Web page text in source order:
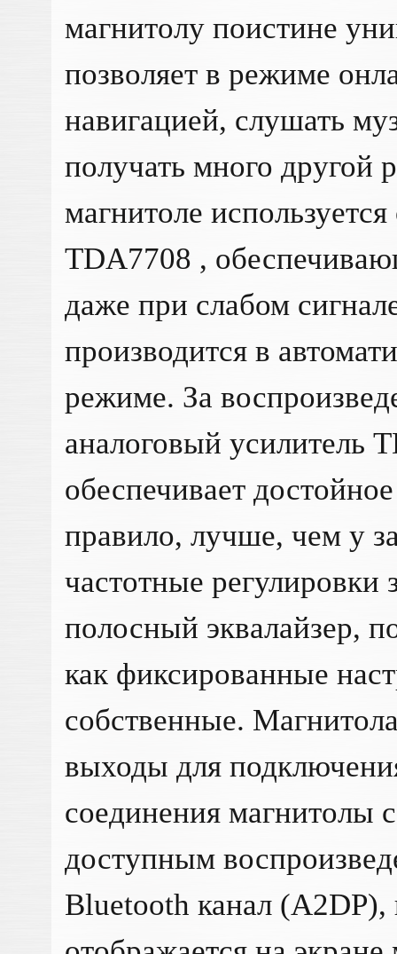
магнитолу поистине
позволяет в режиме
навигацией, слушать
получать много
магнитоле
TDA7708 ,
даже при слабом
производится в
режиме. За
аналоговый усилитель
обеспечивает
правило, лучше, чем у
частотные регулировки
полосный эквалайзер,
как фиксированные
собственные.
выходы для
соединения магнитолы
доступным
Bluetooth канал (A2DP),